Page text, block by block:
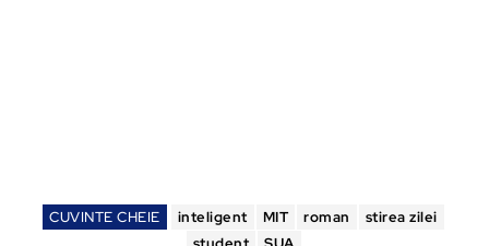
CUVINTE CHEIE inteligent MIT roman
stirea zilei